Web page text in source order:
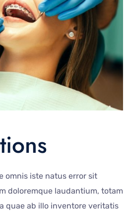
omnis iste natus error sit
doloremque laudantium, totam
quae ab illo inventore veritatis